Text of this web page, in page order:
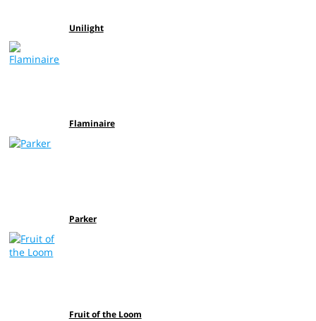
Unilight
Flaminaire
Parker
Fruit of the Loom